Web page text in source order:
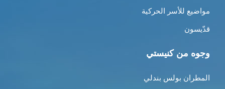
مواضيع للأسر الحركية
قدّيسون
وجوه من كنيستي
المطران بولس بندلي